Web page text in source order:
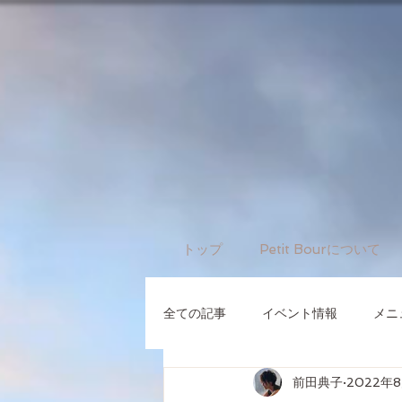
トップ Petit Bourについて
全ての記事 イベント情報 メ
前田典子 2022年